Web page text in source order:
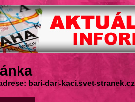
bari-dari-kaci.svet-stranek.cz